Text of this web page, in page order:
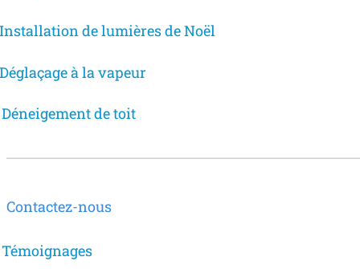
Installation de lumières de Noël
Déglaçage à la vapeur
Déneigement de toit
Contactez-no​us
Témoigna​​ges